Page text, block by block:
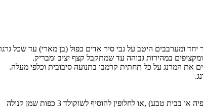
ומערבבים היטב על גבי סיר אדים כפול (בן מארי) עד שכל
במהירות גבוהה עד שמתקבל קצף יציב ומבריק.
את המרנג על כל תחתית קרמבו בתנועה סיבובית וכלפי מעלה.